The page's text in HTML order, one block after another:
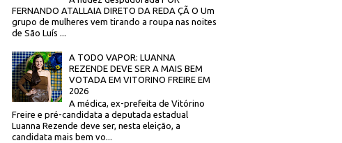
FERNANDO ATALLAIA DIRETO DA REDA ÇÃ O Um
grupo de mulheres vem tirando a roupa nas noites
de São Luís ...
A TODO VAPOR: LUANNA
REZENDE DEVE SER A MAIS BEM
VOTADA EM VITORINO FREIRE EM
2026
A médica, ex-prefeita de Vitórino
Freire e pré-candidata a deputada estadual
Luanna Rezende deve ser, nesta eleição, a
candidata mais bem vo...